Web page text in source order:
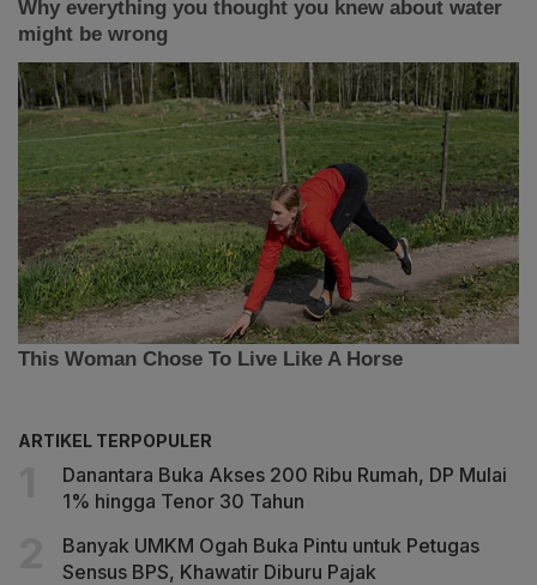
ARTIKEL TERPOPULER
Danantara Buka Akses 200 Ribu Rumah, DP Mulai
1% hingga Tenor 30 Tahun
Banyak UMKM Ogah Buka Pintu untuk Petugas
Sensus BPS, Khawatir Diburu Pajak